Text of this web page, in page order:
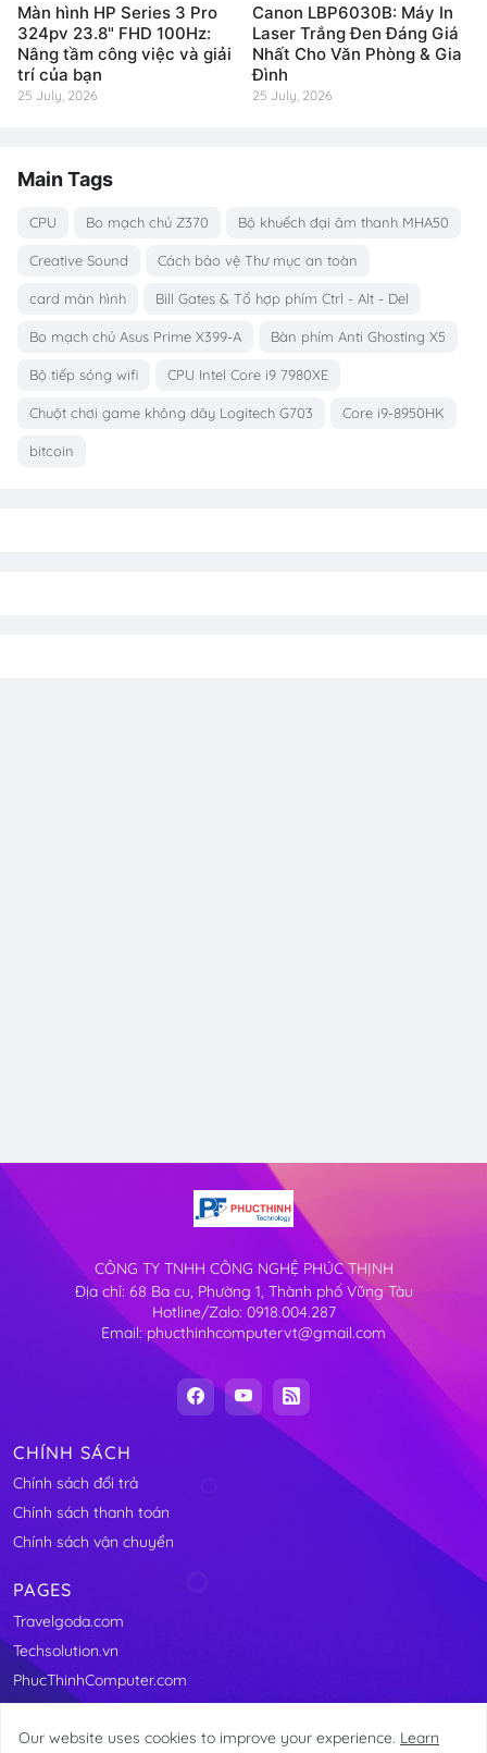
Màn hình HP Series 3 Pro
324pv 23.8" FHD 100Hz:
Nâng tầm công việc và giải
trí của bạn
25 July, 2026
Canon LBP6030B: Máy In
Laser Trắng Đen Đáng Giá
Nhất Cho Văn Phòng & Gia
Đình
25 July, 2026
Main Tags
CPU Bo mạch chủ Z370 Bộ khuếch đại âm thanh MHA50
Creative Sound Cách bảo vệ Thư mục an toàn
card màn hình Bill Gates & Tổ hợp phím Ctrl - Alt - Del
Bo mạch chủ Asus Prime X399-A Bàn phím Anti Ghosting X5
Bộ tiếp sóng wifi CPU Intel Core i9 7980XE
Chuột chơi game không dây Logitech G703 Core i9-8950HK
bitcoin
CÔNG TY TNHH CÔNG NGHỆ PHÚC THỊNH
Địa chỉ: 68 Ba cu, Phường 1, Thành phố Vũng Tàu
Hotline/Zalo: 0918.004.287
Email: phucthinhcomputervt@gmail.com
CHÍNH SÁCH
Chính sách đổi trả
Chính sách thanh toán
Chính sách vận chuyển
PAGES
Travelgoda.com
Techsolution.vn
PhucThinhComputer.com
Our website uses cookies to improve your experience. Learn